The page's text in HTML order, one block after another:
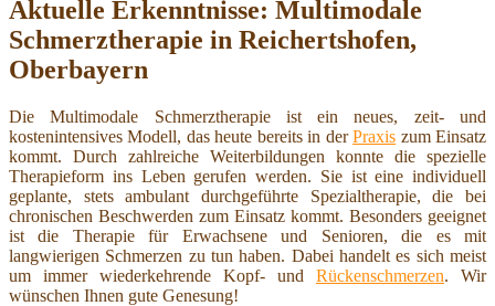
Aktuelle Erkenntnisse: Multimodale
Schmerztherapie in Reichertshofen,
Oberbayern
Die Multimodale Schmerztherapie ist ein neues, zeit- und
kostenintensives Modell, das heute bereits in derPraxis zum Einsatz
kommt. Durch zahlreiche Weiterbildungen konnte die spezielle
Therapieform ins Leben gerufen werden. Sie ist eine individuell
geplante, stets ambulant durchgeführte Spezialtherapie, die bei
chronischen Beschwerden zum Einsatz kommt. Besonders geeignet
ist die Therapie für Erwachsene und Senioren, die es mit
langwierigen Schmerzen zu tun haben. Dabei handelt es sich meist
um immer wiederkehrende Kopf- und Rückenschmerzen. Wir
wünschen Ihnen gute Genesung!